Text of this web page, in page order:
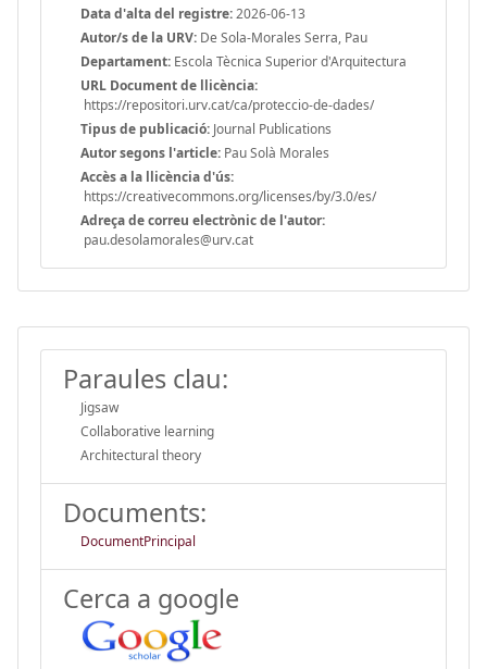
Data d'alta del registre:2026-06-13
Autor/s de la URV: De Sola-Morales Serra, Pau
Departament: Escola Tècnica Superior d'Arquitectura
URL Document de llicència:
https://repositori.urv.cat/ca/proteccio-de-dades/
Tipus de publicació: Journal Publications
Autor segons l'article: Pau Solà Morales
Accès a la llicència d'ús:
https://creativecommons.org/licenses/by/3.0/es/
Adreça de correu electrònic de l'autor:
pau.desolamorales@urv.cat
Paraules clau:
Jigsaw
Collaborative learning
Architectural theory
Documents:
DocumentPrincipal
Cerca a google